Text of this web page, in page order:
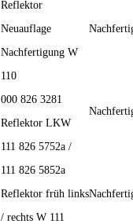
Reflektor
Neuauflage
Nachfertigung W
110
000 826 3281
Reflektor LKW
111 826 5752a /
111 826 5852a
Reflektor früh links
/ rechts W 111